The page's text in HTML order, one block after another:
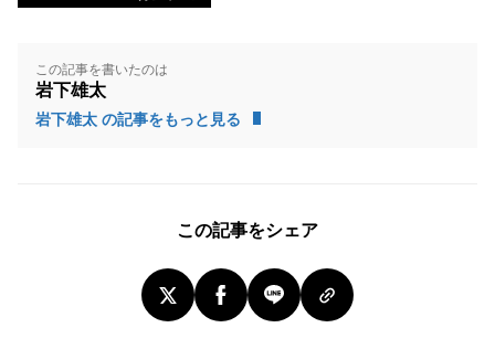
この記事を書いたのは
岩下雄太
岩下雄太 の記事をもっと見る
この記事をシェア